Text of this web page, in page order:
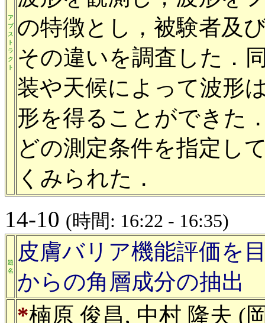
ア
ブ
ス
ト
ラ
ク
ト
の特徴とし，被験者及
その違いを調査した．
装や天候によって波形
形を得ることができた
どの測定条件を指定し
くみられた．
14-10 (時間: 16:22 - 16:35)
題
名
皮膚バリア機能評価を
からの角層成分の抽出
*楠原 俊昌, 中村 隆夫 (